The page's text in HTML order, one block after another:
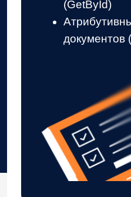
Готовность к
простоев
Десятки повседневных
подтвердила
к